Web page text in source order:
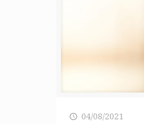
04/08/2021